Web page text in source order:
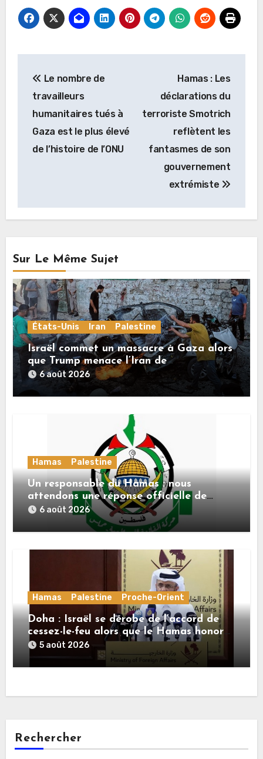
de
l’article
Le nombre de
travailleurs
humanitaires tués à
Gaza est le plus élevé
de l’histoire de l’ONU
Hamas : Les
déclarations du
terroriste Smotrich
reflètent les
fantasmes de son
gouvernement
extrémiste
Sur Le Même Sujet
États-Unis Iran Palestine
Israël commet un massacre à Gaza alors
que Trump menace l’Iran de
«décapitation»
6 août 2026
Hamas Palestine
Un responsable du Hamas : nous
attendons une réponse officielle de
Mladenov concernant la feuille de route
de la deuxième phase de l’accord
6 août 2026
Hamas Palestine Proche-Orient
Doha : Israël se dérobe de l’accord de
cessez-le-feu alors que le Hamas honore
ses engagements
5 août 2026
Rechercher